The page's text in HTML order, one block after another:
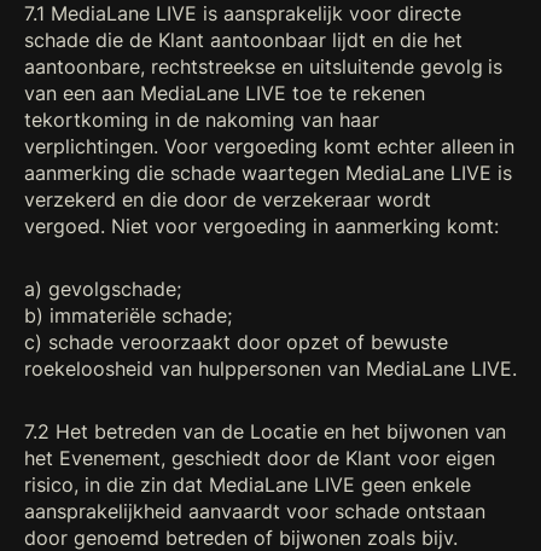
7.1 MediaLane LIVE is aansprakelijk voor directe
schade die de Klant aantoonbaar lijdt en die het
aantoonbare, rechtstreekse en uitsluitende gevolg is
van een aan MediaLane LIVE toe te rekenen
tekortkoming in de nakoming van haar
verplichtingen. Voor vergoeding komt echter alleen in
aanmerking die schade waartegen MediaLane LIVE is
verzekerd en die door de verzekeraar wordt
vergoed. Niet voor vergoeding in aanmerking komt:
a) gevolgschade;
b) immateriële schade;
c) schade veroorzaakt door opzet of bewuste
roekeloosheid van hulppersonen van MediaLane LIVE.
7.2 Het betreden van de Locatie en het bijwonen van
het Evenement, geschiedt door de Klant voor eigen
risico, in die zin dat MediaLane LIVE geen enkele
aansprakelijkheid aanvaardt voor schade ontstaan
door genoemd betreden of bijwonen zoals bijv.